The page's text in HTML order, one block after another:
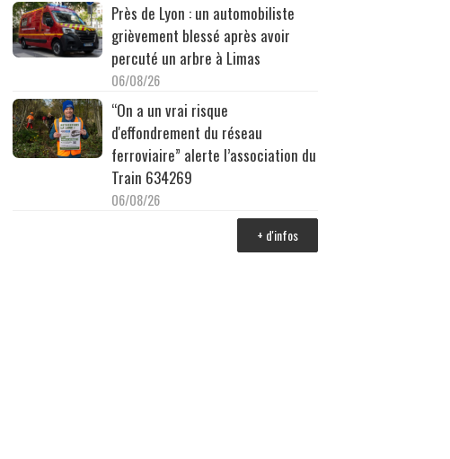
Près de Lyon : un automobiliste
grièvement blessé après avoir
percuté un arbre à Limas
06/08/26
“On a un vrai risque
d'effondrement du réseau
ferroviaire” alerte l’association du
Train 634269
06/08/26
+ d'infos